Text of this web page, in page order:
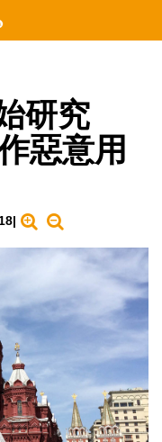
研究
惡意用
|